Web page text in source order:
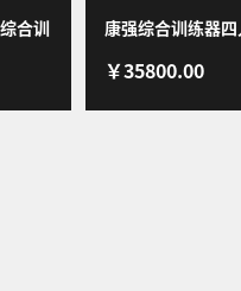
合训
康强综合训练器
BK-128健身房专
￥35800.00